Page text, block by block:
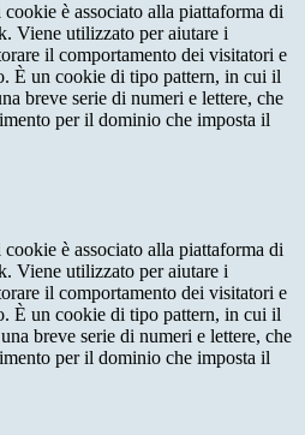
è associato alla piattaforma di
Viene utilizzato per aiutare i
il comportamento dei visitatori e
È un cookie di tipo pattern, in cui il
breve serie di numeri e lettere, che
per il dominio che imposta il
è associato alla piattaforma di
Viene utilizzato per aiutare i
il comportamento dei visitatori e
È un cookie di tipo pattern, in cui il
breve serie di numeri e lettere, che
per il dominio che imposta il